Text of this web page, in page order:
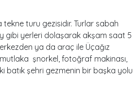
tekne turu gezisidir. Turlar sabah
gibi yerleri dolaşarak akşam saat 5
ya da araç ile Üçağız
mutlaka şnorkel, fotoğraf makinası,
batık şehri gezmenin bir başka yolu